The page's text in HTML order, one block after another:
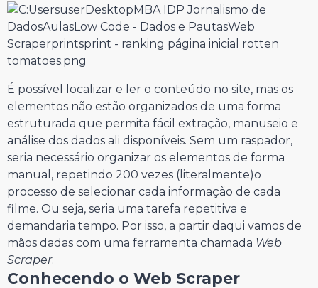
É possível localizar e ler o conteúdo no site, mas os
elementos não estão organizados de uma forma
estruturada que permita fácil extração, manuseio e
análise dos dados ali disponíveis. Sem um raspador,
seria necessário organizar os elementos de forma
manual, repetindo 200 vezes (literalmente)o
processo de selecionar cada informação de cada
filme. Ou seja, seria uma tarefa repetitiva e
demandaria tempo. Por isso, a partir daqui vamos de
mãos dadas com uma ferramenta chamada Web
Scraper.
Conhecendo o Web Scraper